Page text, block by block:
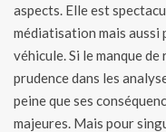
aspects. Elle est
médiatisation mais aussi
véhicule. Si le manque
prudence dans les
peine que ses
majeures. Mais pour